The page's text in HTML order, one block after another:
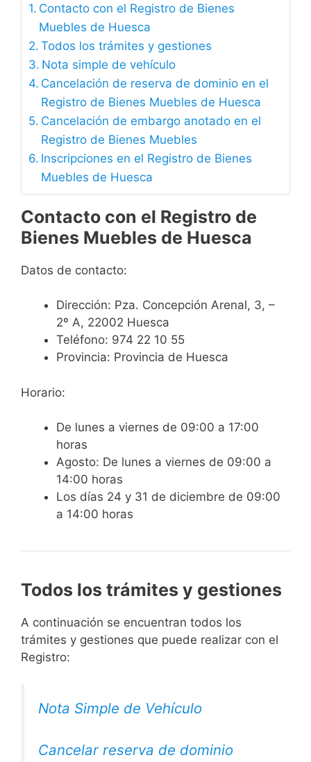
Contacto con el Registro de Bienes
Muebles de Huesca
Todos los trámites y gestiones
Nota simple de vehículo
Cancelación de reserva de dominio en el
Registro de Bienes Muebles de Huesca
Cancelación de embargo anotado en el
Registro de Bienes Muebles
Inscripciones en el Registro de Bienes
Muebles de Huesca
Contacto con el Registro de
Bienes Muebles de Huesca
Datos de contacto:
Dirección: Pza. Concepción Arenal, 3, –
2º A, 22002 Huesca
Teléfono: 974 22 10 55
Provincia: Provincia de Huesca
Horario:
De lunes a viernes de 09:00 a 17:00
horas
Agosto: De lunes a viernes de 09:00 a
14:00 horas
Los días 24 y 31 de diciembre de 09:00
a 14:00 horas
Todos los trámites y gestiones
A continuación se encuentran todos los
trámites y gestiones que puede realizar con el
Registro:
Nota Simple de Vehículo
Cancelar reserva de dominio